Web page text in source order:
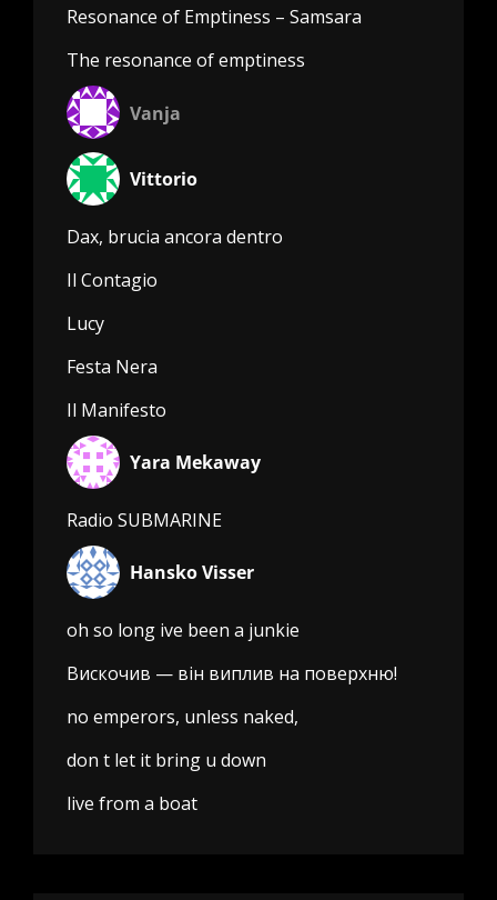
Resonance of Emptiness – Samsara
The resonance of emptiness
Vanja
Vittorio
Dax, brucia ancora dentro
Il Contagio
Lucy
Festa Nera
Il Manifesto
Yara Mekaway
Radio SUBMARINE
Hansko Visser
oh so long ive been a junkie
Вискочив — він виплив на поверхню!
no emperors, unless naked,
don t let it bring u down
live from a boat